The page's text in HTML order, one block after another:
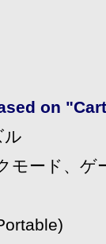
on
ル
モード、ゲ